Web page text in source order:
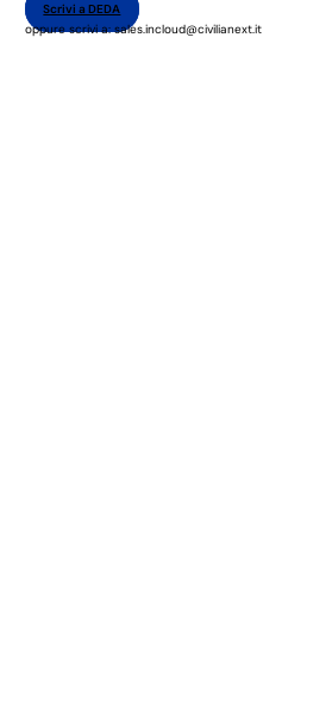
Scrivi a DEDA
oppure scrivi a: sales.incloud@civilianext.it